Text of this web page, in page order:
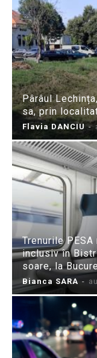
Pârâul
sa, prin
Flavia DANCIU -
Trenurile
inclusiv în
soare, la
Bianca SARA -